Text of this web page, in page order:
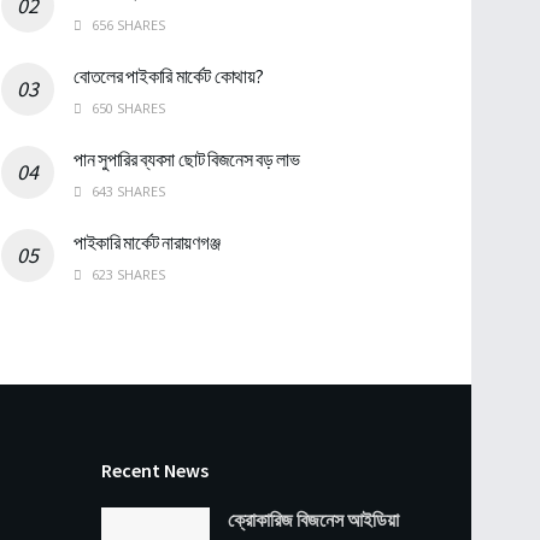
656 SHARES
বোতলের পাইকারি মার্কেট কোথায়?
650 SHARES
পান সুপারির ব্যবসা ছোট বিজনেস বড় লাভ
643 SHARES
পাইকারি মার্কেট নারায়ণগঞ্জ
623 SHARES
Recent News
ক্রোকারিজ বিজনেস আইডিয়া